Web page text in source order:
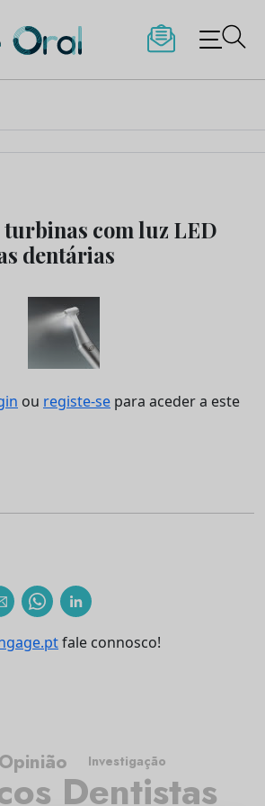
com luz LED
dentárias
ou registe-se para aceder a este
fale connosco!
Dentistas
Opinião Investigação